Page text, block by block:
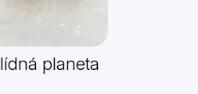
planeta